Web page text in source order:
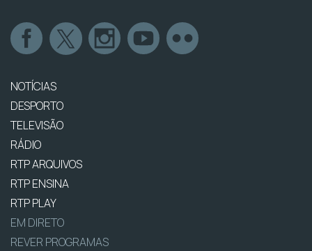
NOTÍCIAS
DESPORTO
TELEVISÃO
RÁDIO
RTP ARQUIVOS
RTP ENSINA
RTP PLAY
EM DIRETO
REVER PROGRAMAS